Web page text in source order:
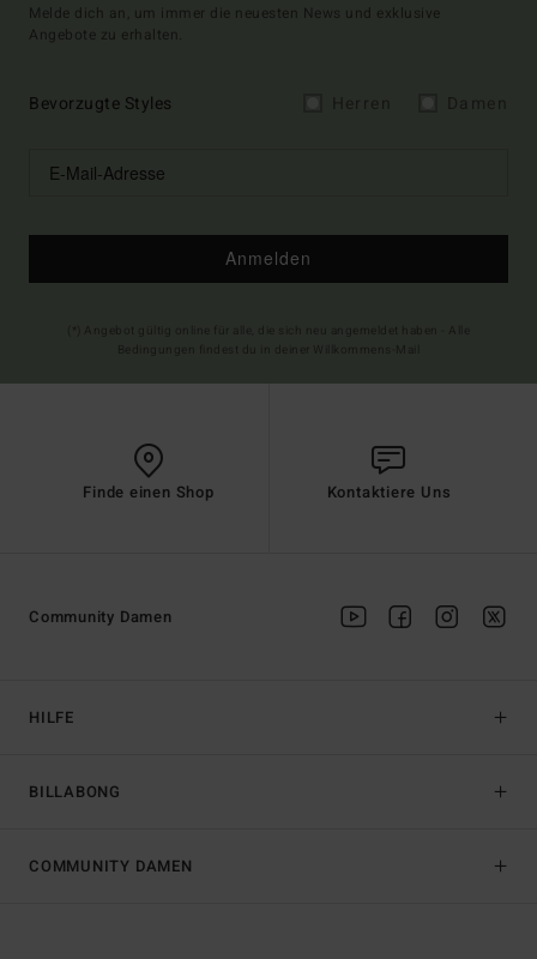
Melde dich an, um immer die neuesten News und exklusive
Angebote zu erhalten.
Bevorzugte Styles
Anmelden
Finde einen Shop Kontaktiere Uns
HILFE
BILLABONG
Community Damen
COMMUNITY DAMEN